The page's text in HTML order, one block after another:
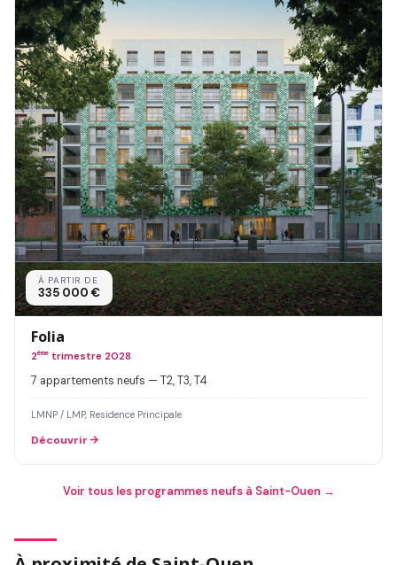
À PARTIR DE
335 000 €
Folia
2ème trimestre 2028
7 appartements neufs — T2, T3, T4
LMNP / LMP, Residence Principale
Découvrir
Voir tous les programmes neufs à Saint-Ouen →